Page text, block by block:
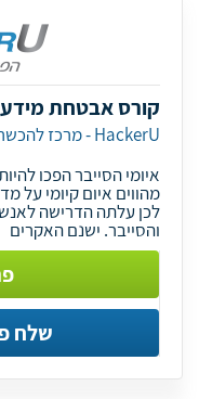
קורס אבטחת מידע
HackerU - מרכז להכשרה והשמה בהיי-טק
איומי הסייבר הפכו
מהווים איום קיומי על
לכן עלתה הדרישה
והסייבר. ישנם האקרים
שלח